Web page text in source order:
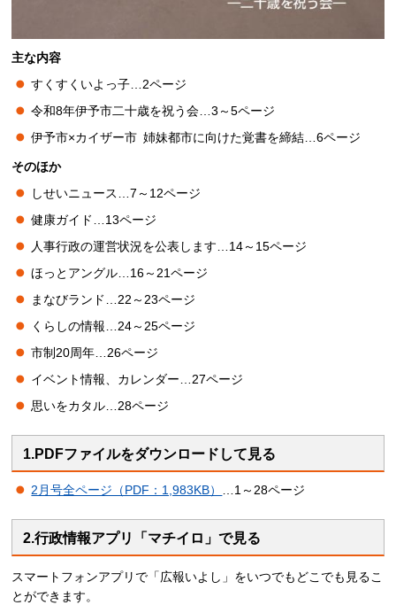
主な内容
すくすくいよっ子…2ページ
令和8年伊予市二十歳を祝う会…3～5ページ
伊予市×カイザー市 姉妹都市に向けた覚書を締結…6ページ
そのほか
しせいニュース…7～12ページ
健康ガイド…13ページ
人事行政の運営状況を公表します…14～15ページ
ほっとアングル…16～21ページ
まなびランド…22～23ページ
くらしの情報…24～25ページ
市制20周年…26ページ
イベント情報、カレンダー…27ページ
思いをカタル…28ページ
1.PDFファイルをダウンロードして見る
2月号全ページ（PDF：1,983KB） …1～28ページ
2.行政情報アプリ「マチイロ」で見る
スマートフォンアプリで「広報いよし」をいつでもどこでも見るこ
とができます。